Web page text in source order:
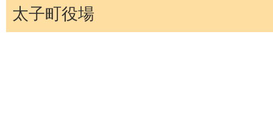
太子町役場